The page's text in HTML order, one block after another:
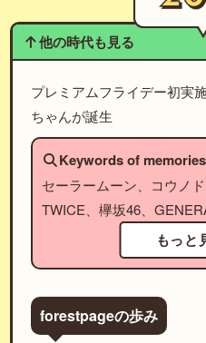
他の時代も見る
プレミアムフライデー初実
ちゃんが誕生
Keywords of memories
セーラームーン、コウノ
TWICE、欅坂46、
もっと
forestpageの歩み